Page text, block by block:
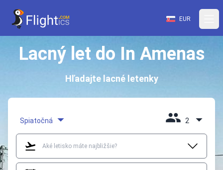
EUR
Lacný let do In Amenas
Hľadajte lacné letenky
Spiatočná 2